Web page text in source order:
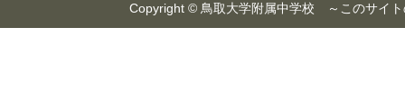
Copyright © 鳥取大学附属中学校 ～このサイト